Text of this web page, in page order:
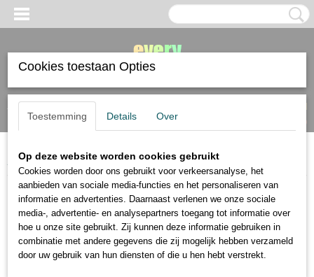
Inloggen Registreren
(0)
Home>Faber Castell>Faber Castell Pitt 36 pastelpotloden
Cookies toestaan Opties
Toestemming Details Over
Op deze website worden cookies gebruikt
Cookies worden door ons gebruikt voor verkeersanalyse, het
aanbieden van sociale media-functies en het personaliseren van
informatie en advertenties. Daarnaast verlenen we onze sociale
media-, advertentie- en analysepartners toegang tot informatie over
hoe u onze site gebruikt. Zij kunnen deze informatie gebruiken in
combinatie met andere gegevens die zij mogelijk hebben verzameld
door uw gebruik van hun diensten of die u hen hebt verstrekt.